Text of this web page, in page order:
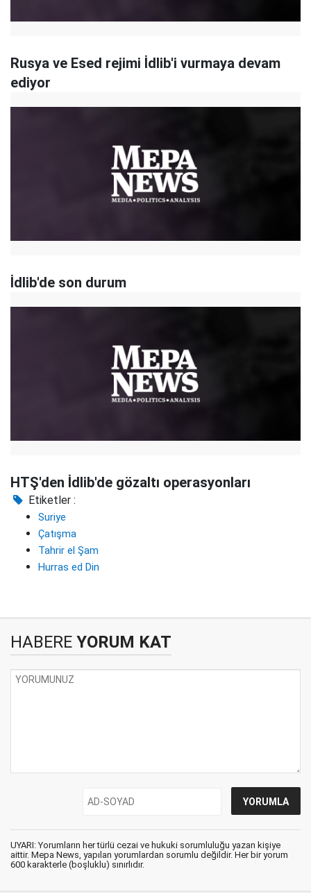
Rusya ve Esed rejimi İdlib'i vurmaya devam
ediyor
İdlib'de son durum
HTŞ'den İdlib'de gözaltı operasyonları
Etiketler :
Suriye
Çatışma
Tahrir el Şam
Hurras ed Din
HABERE YORUM KAT
UYARI: Yorumların her türlü cezai ve hukuki sorumluluğu yazan kişiye
aittir. Mepa News, yapılan yorumlardan sorumlu değildir. Her bir yorum
600 karakterle (boşluklu) sınırlıdır.